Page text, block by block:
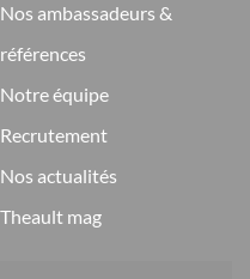
nos ambassadeurs &
références
notre équipe
recrutement
nos actualités
theault mag